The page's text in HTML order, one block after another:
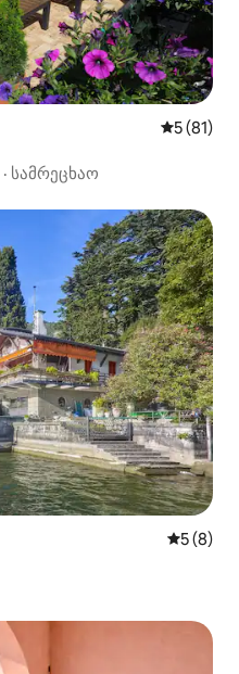
საშუალო
5 (81)
· სამრეცხაო
საშუალო
5 (8)